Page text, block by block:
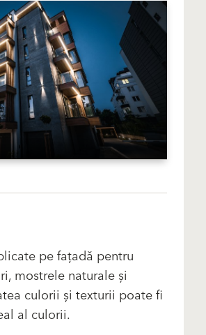
pe fațadă pentru
mostrele naturale și
culorii și texturii poate fi
al culorii.